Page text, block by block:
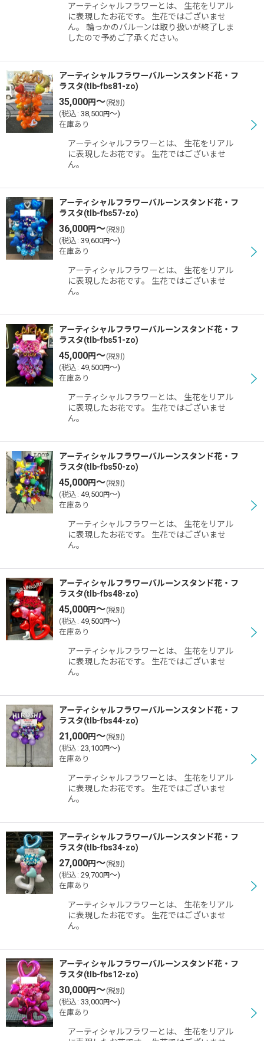
アーティシャルフラワーとは、 生花をリアル
に表現したお花です。 生花ではございませ
ん。 輪っかのバルーンは取り扱いが終了しま
したので予めご了承ください。
アーティシャルフラワーバルーンスタンド花・フ
ラスタ(tlb-fbs81-zo)
35,000円～(税別)
(税込 : 38,500円～)
在庫あり
アーティシャルフラワーとは、 生花をリアル
に表現したお花です。 生花ではございませ
ん。
アーティシャルフラワーバルーンスタンド花・フ
ラスタ(tlb-fbs57-zo)
36,000円～(税別)
(税込 : 39,600円～)
在庫あり
アーティシャルフラワーとは、 生花をリアル
に表現したお花です。 生花ではございませ
ん。
アーティシャルフラワーバルーンスタンド花・フ
ラスタ(tlb-fbs51-zo)
45,000円～(税別)
(税込 : 49,500円～)
在庫あり
アーティシャルフラワーとは、 生花をリアル
に表現したお花です。 生花ではございませ
ん。
アーティシャルフラワーバルーンスタンド花・フ
ラスタ(tlb-fbs50-zo)
45,000円～(税別)
(税込 : 49,500円～)
在庫あり
アーティシャルフラワーとは、 生花をリアル
に表現したお花です。 生花ではございませ
ん。
アーティシャルフラワーバルーンスタンド花・フ
ラスタ(tlb-fbs48-zo)
45,000円～(税別)
(税込 : 49,500円～)
在庫あり
アーティシャルフラワーとは、 生花をリアル
に表現したお花です。 生花ではございませ
ん。
アーティシャルフラワーバルーンスタンド花・フ
ラスタ(tlb-fbs44-zo)
21,000円～(税別)
(税込 : 23,100円～)
在庫あり
アーティシャルフラワーとは、 生花をリアル
に表現したお花です。 生花ではございませ
ん。
アーティシャルフラワーバルーンスタンド花・フ
ラスタ(tlb-fbs34-zo)
27,000円～(税別)
(税込 : 29,700円～)
在庫あり
アーティシャルフラワーとは、 生花をリアル
に表現したお花です。 生花ではございませ
ん。
アーティシャルフラワーバルーンスタンド花・フ
ラスタ(tlb-fbs12-zo)
30,000円～(税別)
(税込 : 33,000円～)
在庫あり
アーティシャルフラワーとは、 生花をリアル